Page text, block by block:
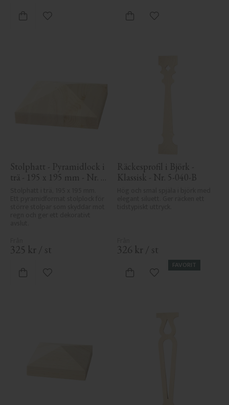
Lägg till i favoriter Lägg till i favoriter
Stolphatt - Pyramidlock i
trä - 195 x 195 mm - Nr.
325 kr / st
Lägg till i favoriter
Räckesprofil i Björk -
Klassisk - Nr. 5-040-B
326 kr / st
FAVORIT
Lägg till i favoriter